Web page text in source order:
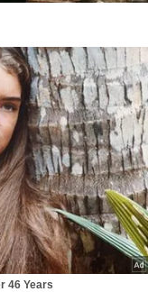
46 Years